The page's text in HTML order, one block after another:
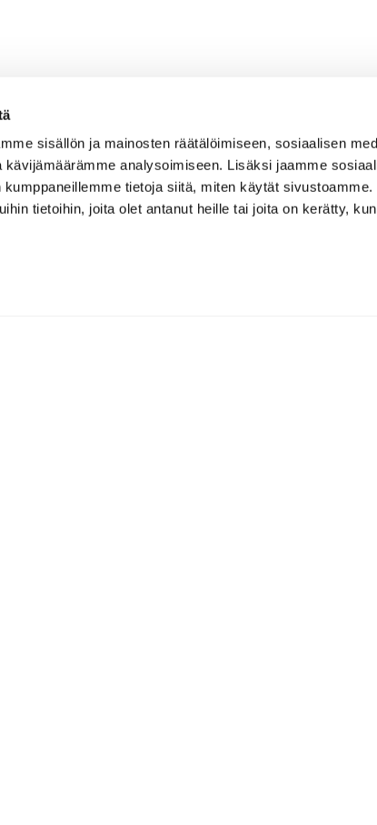
sisällön ja mainosten räätälöimiseen, sosiaalisen
analysoimiseen. Lisäksi jaamme
tietoja siitä, miten käytät sivustoamme.
tietoihin, joita olet antanut heille tai joita on kerätty,